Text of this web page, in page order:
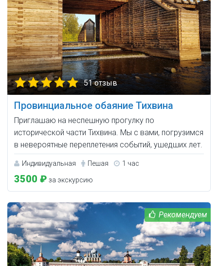
51 отзыв
Провинциальное обаяние Тихвина
Приглашаю на неспешную прогулку по
исторической части Тихвина. Мы с вами, погрузимся
в невероятные переплетения событий, ушедших лет.
Индивидуальная Пешая 1 час
3500 ₽ за экскурсию